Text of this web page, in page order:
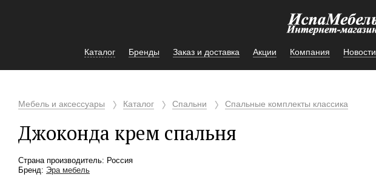
Каталог Бренды Заказ и доставка Акции Компания Новости
Мебель и аксессуары Каталог Спальни Спальные комплекты классика
Джоконда крем спальня
Страна производитель: Россия
Бренд: Эра мебель